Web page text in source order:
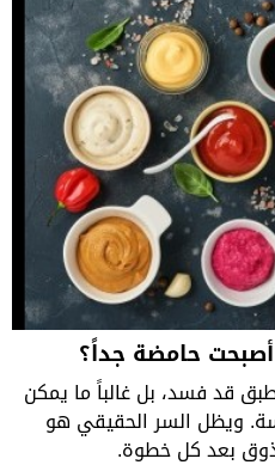
حامضة جداً؟
قد فسد، بل غالباً ما يمكن
ويظل السر الحقيقي هو
بعد كل خطوة.